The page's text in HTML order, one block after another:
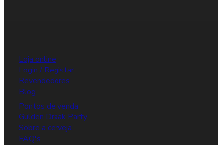
Loja online
Login / Registar
Revendedores
Blog
Pontos de venda
Gulden Draak Party
Sobre a cerveja
FAQ's